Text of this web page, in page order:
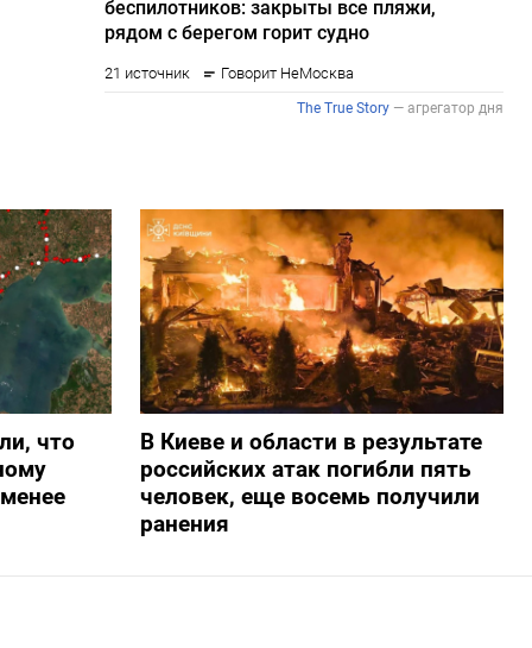
что
В Киеве и области в результате
российских атак погибли пять
человек, еще восемь получили
ранения